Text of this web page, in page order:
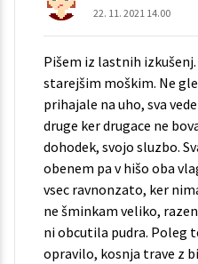
22. 11. 2021 14.00
Pišem iz lastnih
starejšim moškim. Ne
prihajale na uho, sva
druge ker drugace ne
dohodek, svojo sluzbo.
obenem pa v hišo oba
vsec ravnonzato, ker
ne šminkam veliko,
ni obcutila pudra. Poleg
opravilo, kosnja trave z